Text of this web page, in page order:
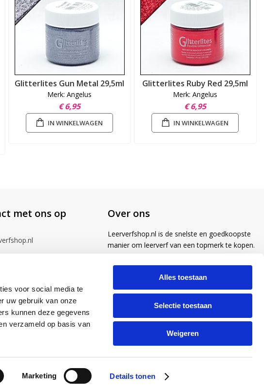
voor social media te
uw gebruik van onze
kunnen deze gegevens
verzameld op basis van
Marketing Details tonen
Alles toestaan
Selectie toestaan
Weigeren
Glitterlites Gun Metal 29,5ml
Merk: Angelus
€ 6,95
IN WINKELWAGEN
Glitterlites Ruby Red 29,5ml
Merk: Angelus
€ 6,95
IN WINKELWAGEN
met ons op Over ons
Leerverfshop.nl is de snelste en goedkoopste
manier om leerverf van een topmerk te kopen.